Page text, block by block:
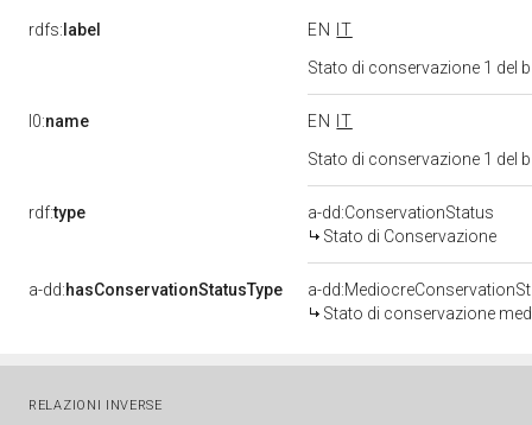
rdfs: label EN
IT
Stato di conservazione 1 del
l0:name EN
IT
Stato di conservazione 1 del
rdf:type
a-dd:ConservationStatus
Stato di Conservazione
a-dd:hasConservationStatusType
a-
Stato di conservazione
RELAZIONI INVERSE